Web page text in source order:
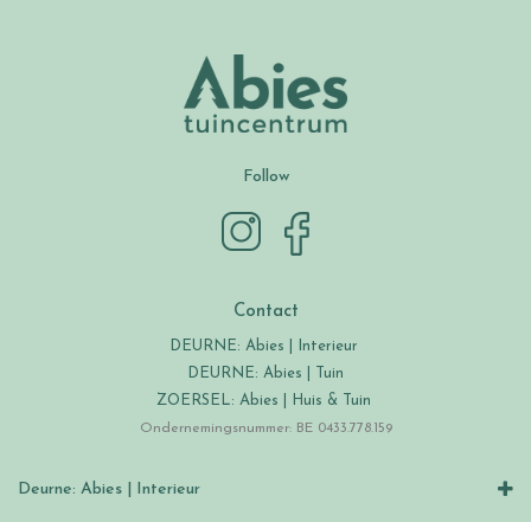
Follow
Contact
DEURNE: Abies | Interieur
DEURNE: Abies | Tuin
ZOERSEL: Abies | Huis & Tuin
Ondernemingsnummer: BE 0433.778.159
Deurne: Abies | Interieur